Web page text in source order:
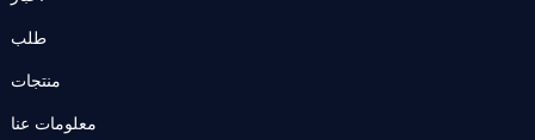
طلب
منتجات
معلومات عنا